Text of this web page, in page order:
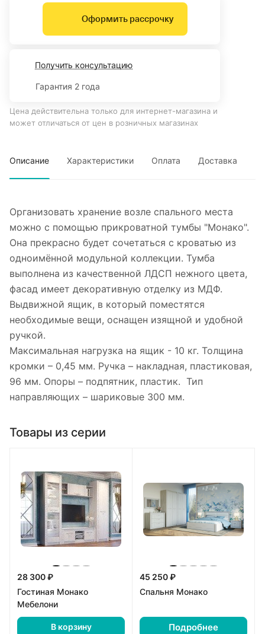
Оформить рассрочку
Получить консультацию
Гарантия 2 года
Цена действительна только для интернет-магазина и
может отличаться от цен в розничных магазинах
Описание Характеристики Оплата Доставка
Организовать хранение возле спального места
можно с помощью прикроватной тумбы "Монако".
Она прекрасно будет сочетаться с кроватью из
одноимённой модульной коллекции. Тумба
выполнена из качественной ЛДСП нежного цвета,
фасад имеет декоративную отделку из МДФ.
Выдвижной ящик, в который поместятся
необходимые вещи, оснащен изящной и удобной
ручкой.
Максимальная нагрузка на ящик - 10 кг. Толщина
кромки – 0,45 мм. Ручка – накладная, пластиковая,
96 мм. Опоры – подпятник, пластик. Тип
направляющих – шариковые 300 мм.
Товары из серии
28 300 ₽
Гостиная Монако
Мебелони
В корзину
45 250 ₽
Спальня Монако
Подробнее